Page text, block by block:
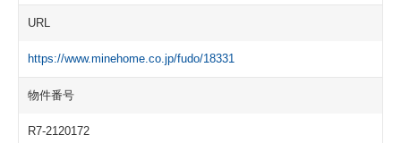
URL
https://www.minehome.co.jp/fudo/18331
物件番号
R7-2120172